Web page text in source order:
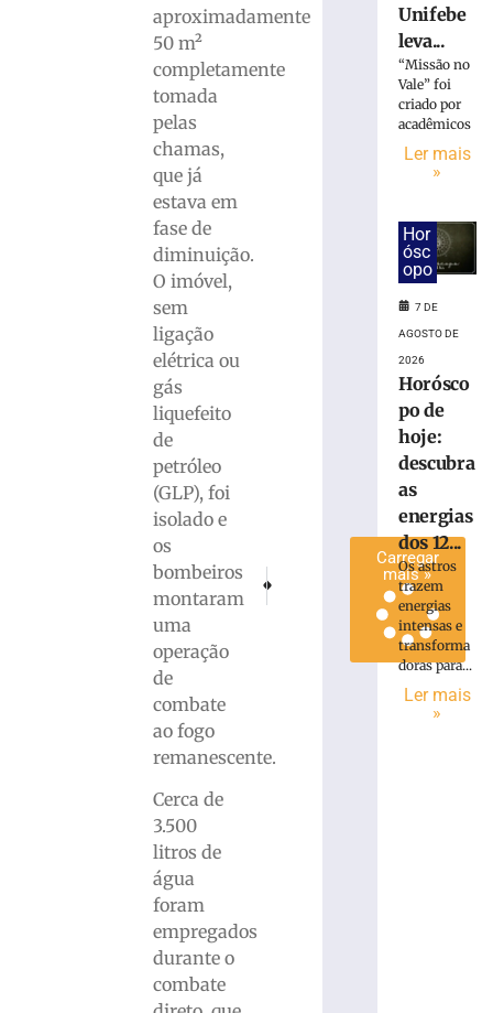
aproximadamente
50 m²
completamente
tomada
pelas
chamas,
que já
estava em
fase de
diminuição.
O imóvel,
sem
ligação
elétrica ou
gás
liquefeito
de
petróleo
(GLP), foi
isolado e
os
bombeiros
montaram
uma
operação
de
combate
ao fogo
remanescente.
Cerca de
3.500
litros de
água
foram
empregados
durante o
combate
Operação ‘Bearak’ resulta em
PRÓXIMO
Duas pessoas resgatadas após queda
Colisão
mobiliza
bairro
Santa
Carregar
mais »
Unifebe
leva...
“Missão no
Vale” foi
criado por
acadêmicos
Ler mais
»
Hor
ósc
opo
7 DE
AGOSTO DE
2026
Horósco
po de
hoje:
descubra
as
energias
dos 12...
Os astros
trazem
energias
intensas e
transforma
doras para...
Ler mais
»